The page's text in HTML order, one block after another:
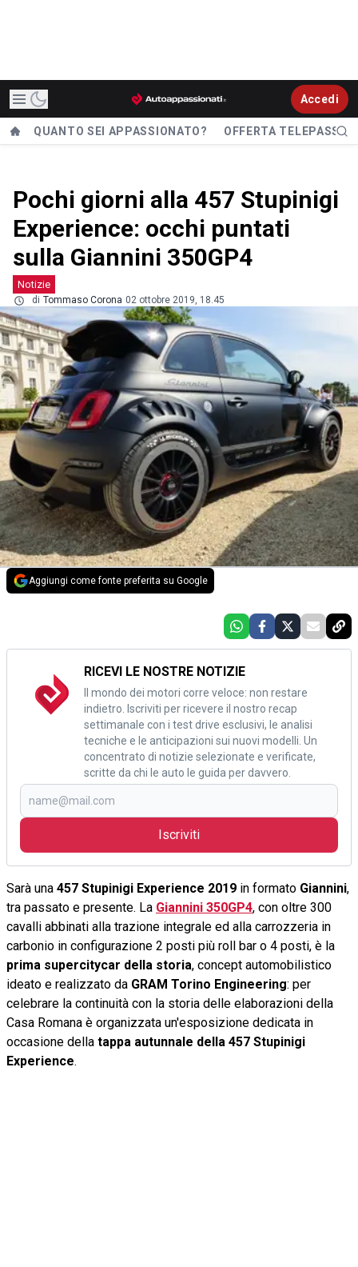
Accedi
QUANTO SEI APPASSIONATO? OFFERTA TELEPASS
Pochi giorni alla 457 Stupinigi
Experience: occhi puntati
sulla Giannini 350GP4
Notizie
di Tommaso Corona 02 ottobre 2019, 18.45
Aggiungi come fonte preferita su Google
RICEVI LE NOSTRE NOTIZIE
Il mondo dei motori corre veloce: non restare
indietro. Iscriviti per ricevere il nostro recap
settimanale con i test drive esclusivi, le analisi
tecniche e le anticipazioni sui nuovi modelli. Un
concentrato di notizie selezionate e verificate,
scritte da chi le auto le guida per davvero.
Iscriviti
Sarà una 457 Stupinigi Experience 2019 in formato Giannini,
tra passato e presente. La Giannini 350GP4, con oltre 300
cavalli abbinati alla trazione integrale ed alla carrozzeria in
carbonio in configurazione 2 posti più roll bar o 4 posti, è la
prima supercitycar della storia, concept automobilistico
ideato e realizzato da GRAM Torino Engineering: per
celebrare la continuità con la storia delle elaborazioni della
Casa Romana è organizzata un'esposizione dedicata in
occasione della tappa autunnale della 457 Stupinigi
Experience.